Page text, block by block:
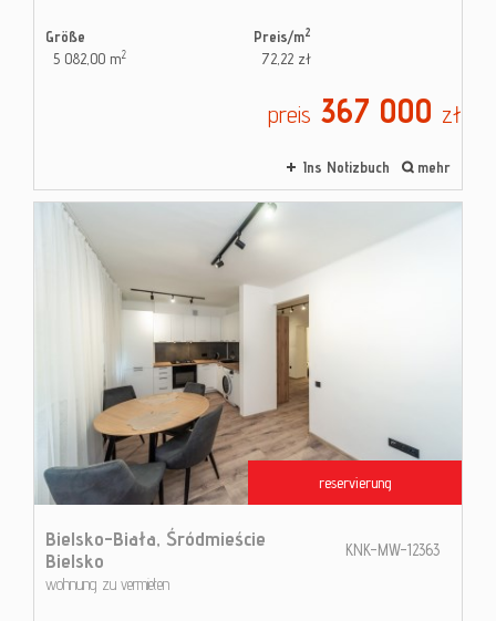
Größe
5 082,00 m2
Preis/m2
72,22 zł
preis 367 000 zł
Ins Notizbuch mehr
reservierung
Bielsko-Biała, Śródmieście
Bielsko
wohnung zu vermieten
KNK-MW-12363